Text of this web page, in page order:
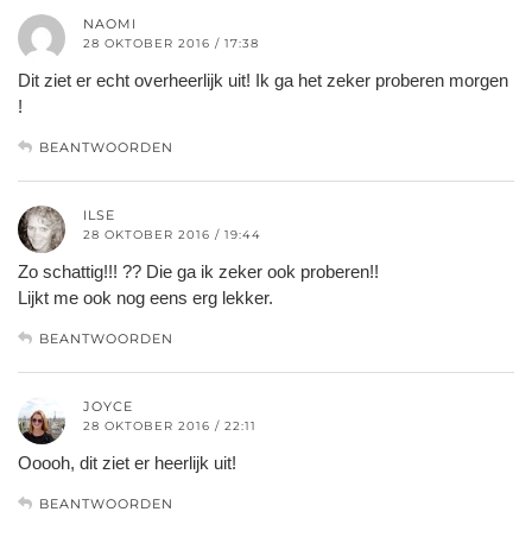
NAOMI
28 OKTOBER 2016 / 17:38
Dit ziet er echt overheerlijk uit! Ik ga het zeker proberen morgen
!
BEANTWOORDEN
ILSE
28 OKTOBER 2016 / 19:44
Zo schattig!!! ?? Die ga ik zeker ook proberen!!
Lijkt me ook nog eens erg lekker.
BEANTWOORDEN
JOYCE
28 OKTOBER 2016 / 22:11
Ooooh, dit ziet er heerlijk uit!
BEANTWOORDEN